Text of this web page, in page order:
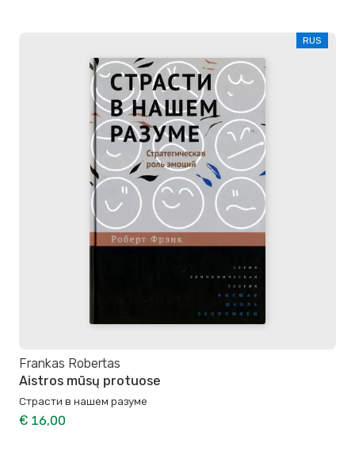
RUS
Frankas Robertas
Aistros mūsų protuose
Страсти в нашем разуме
€ 16,00